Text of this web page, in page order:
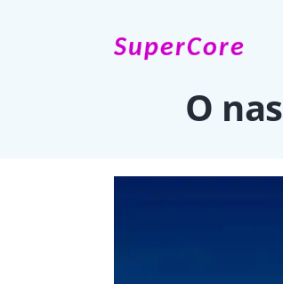
SuperCore
O nas